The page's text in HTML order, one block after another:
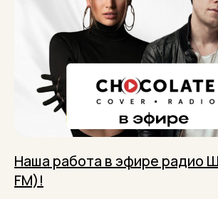
Наша работа в эфире радио
FM)!